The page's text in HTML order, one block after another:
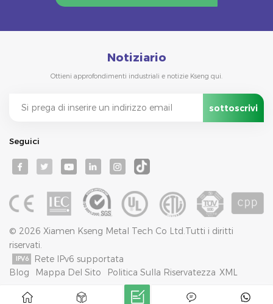
Notiziario
Ottieni approfondimenti industriali e notizie Kseng qui.
Seguici
© 2026 Xiamen Kseng Metal Tech Co Ltd.Tutti i diritti
riservati.
Rete IPv6 supportata
Blog
Mappa Del Sito Politica Sulla Riservatezza XML